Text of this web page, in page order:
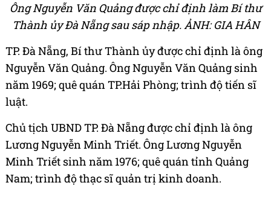
Ông Nguyễn Văn Quảng được chỉ định làm Bí thư
Thành ủy Đà Nẵng sau sáp nhập. ẢNH: GIA HÂN
TP. Đà Nẵng, Bí thư Thành ủy được chỉ định là ông
Nguyễn Văn Quảng. Ông Nguyễn Văn Quảng sinh
năm 1969; quê quán TP.Hải Phòng; trình độ tiến sĩ
luật.
Chủ tịch UBND TP. Đà Nẵng được chỉ định là ông
Lương Nguyễn Minh Triết. Ông Lương Nguyễn
Minh Triết sinh năm 1976; quê quán tỉnh Quảng
Nam; trình độ thạc sĩ quản trị kinh doanh.